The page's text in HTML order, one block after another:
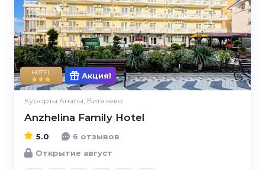
HOTEL Акция!
Курорты Анапы, Витязево
Anzhelina Family Hotel
5.0
5.0
6 отзывов
Открытие август